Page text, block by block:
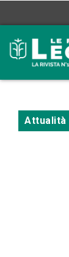
Attualità